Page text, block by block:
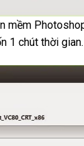
mềm
1 chút thời gian.